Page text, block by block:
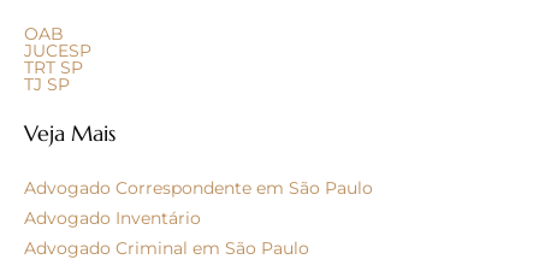
OAB
JUCESP
TRT SP
TJ SP
Veja Mais
Advogado Correspondente em São Paulo
Advogado Inventário
Advogado Criminal em São Paulo